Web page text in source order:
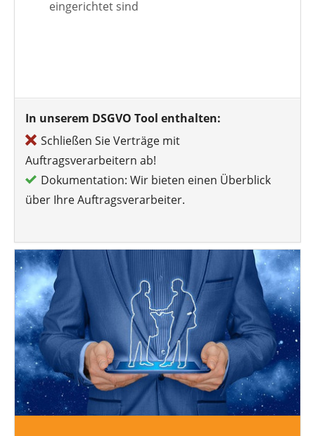
eingerichtet sind
In unserem DSGVO Tool enthalten:
Schließen Sie Verträge mit
Auftragsverarbeitern ab!
Dokumentation: Wir bieten einen Überblick
über Ihre Auftragsverarbeiter.